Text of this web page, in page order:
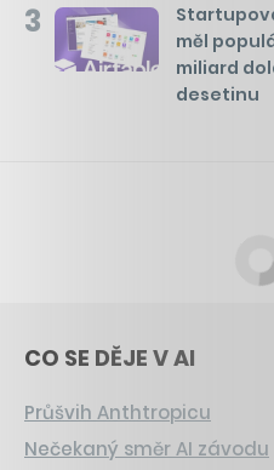
3
měl
miliard
desetinu
CO SE DĚJE V AI
Průšvih Anthtropicu
Nečekaný směr AI závodu